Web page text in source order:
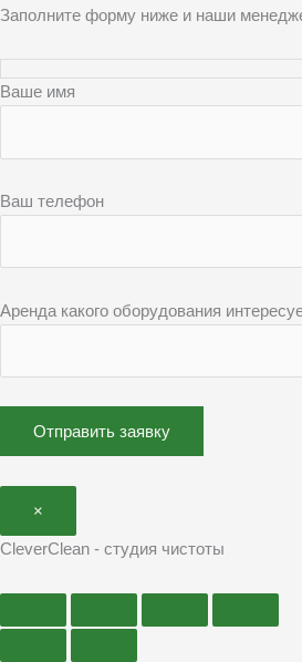
Заполните форму ниже и наши
Ваше имя
Ваш телефон
Аренда какого оборудования
×
CleverClean - студия чистоты